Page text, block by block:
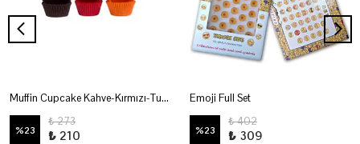
Muffin Cupcake Kahve-Kırmızı-Turuncu Kapsül No:3
%23
₺ 273
₺ 210
Emoji Full Set
%23
₺ 402
₺ 309